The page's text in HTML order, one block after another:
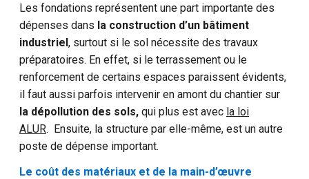
Les fondations représentent une part importante des
dépenses dans la construction d’un bâtiment
industriel, surtout si le sol nécessite des travaux
préparatoires. En effet, si le terrassement ou le
renforcement de certains espaces paraissent évidents,
il faut aussi parfois intervenir en amont du chantier sur
la dépollution des sols, qui plus est avec la loi
ALUR. Ensuite, la structure par elle-même, est un autre
poste de dépense important.
Le coût des matériaux et de la main-d’œuvre